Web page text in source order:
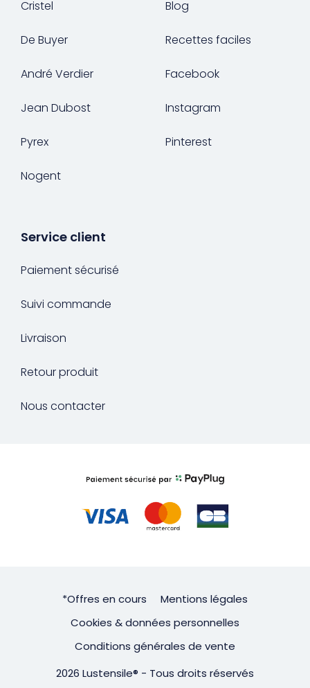
Cristel
De Buyer
André Verdier
Jean Dubost
Pyrex
Nogent
Blog
Recettes faciles
Facebook
Instagram
Pinterest
Service client
Paiement sécurisé
Suivi commande
Livraison
Retour produit
Nous contacter
*Offres en cours
Mentions légales
Cookies & données personnelles
Conditions générales de vente
2026 Lustensile® - Tous droits réservés